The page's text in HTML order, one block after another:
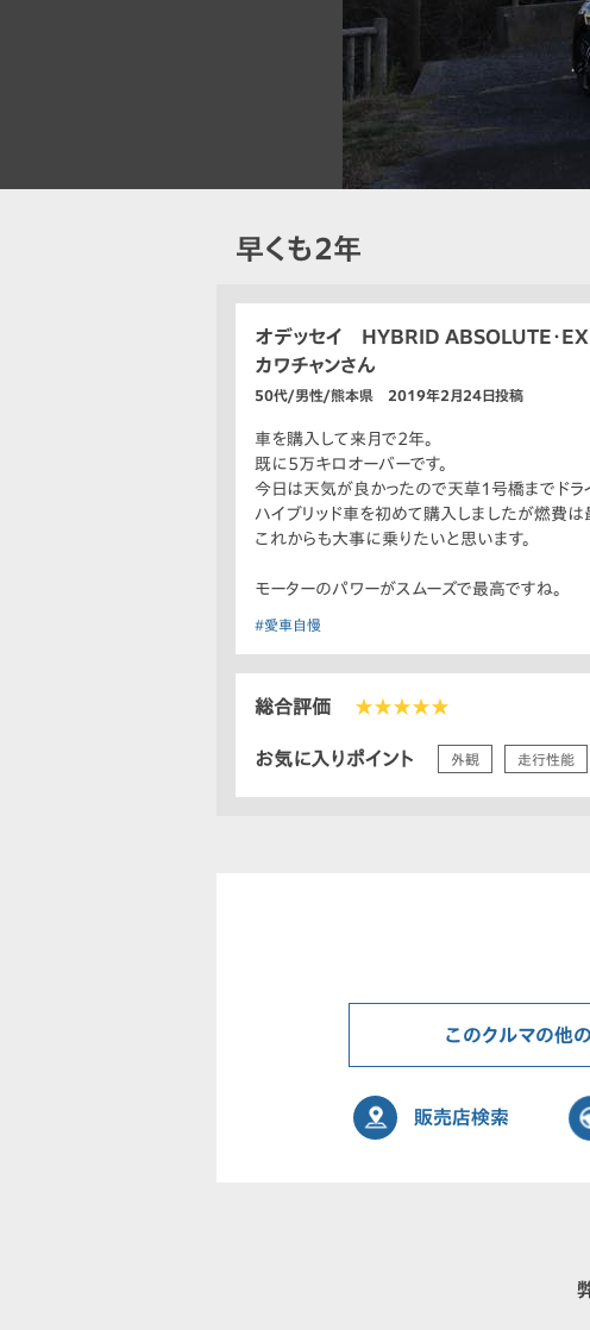
早くも2年
オデッセイ HYBRID ABSOLUTE・
カワチャンさん
50代/男性/熊本県 2019年2月24日投稿
車を購入して来月で2年。
既に5万キロオーバーです。
今日は天気が良かったので天草1号橋までドラ
ハイブリッド車を初めて購入しましたが燃費は
これからも大事に乗りたいと思います。
モーターのパワーがスムーズで最高ですね。
#愛車自慢
総合評価 ★★★★★
お気に入りポイント 外観 走行性能
このクルマの他
販売店検索